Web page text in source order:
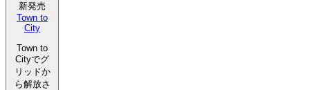
新発売
Town to
City
Town to
Cityでグ
リッドか
ら解放さ